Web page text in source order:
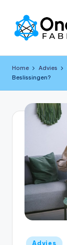
n
d
r
Home Advies
Beslissingen?
Posted
Advies